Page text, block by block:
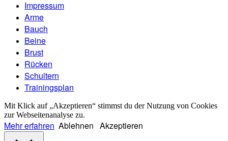
Impressum
Arme
Bauch
Beine
Brust
Rücken
Schultern
Trainingsplan
Mit Klick auf „Akzeptieren“ stimmst du der Nutzung von Cookies
zur Webseitenanalyse zu.
Mehr erfahren Ablehnen Akzeptieren